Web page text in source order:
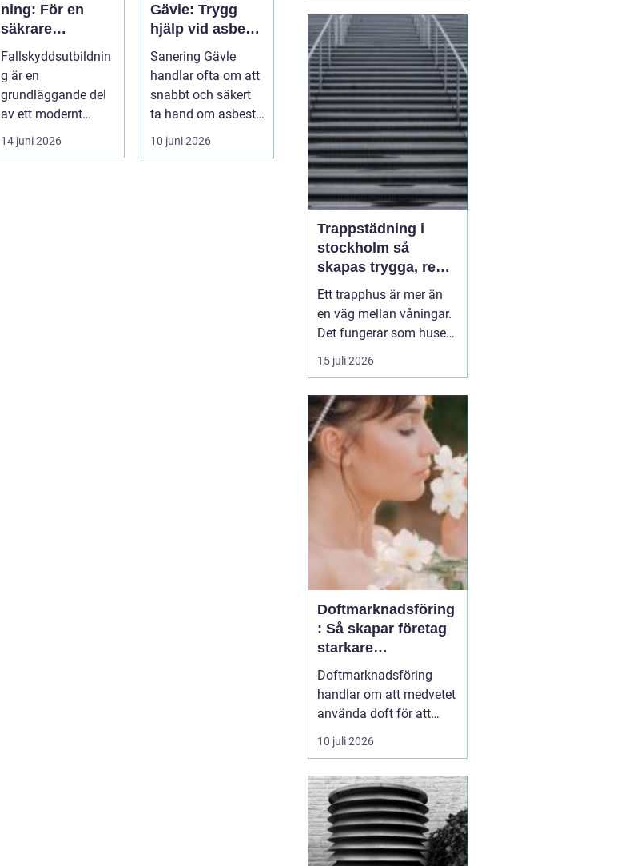
ning: För en
säkrare
arbetsdag på
höjd
Fallskyddsutbildnin
g är en
grundläggande del
av ett modernt
säkerhetsarbete på
14 juni 2026
Gävle: Trygg
hjälp vid asbest
och andra
skador
Sanering Gävle
handlar ofta om att
snabbt och säkert
ta hand om asbest,
mögel, brand-...
10 juni 2026
räcker det inte med en
bra konstruktion på
pappersnivå. Ställen
måste kontrolleras
regelbundet och skador
tas på allvar...
Trappstädning i
stockholm så
skapas trygga, rena
och hållbara
trapphus
Ett trapphus är mer än
en väg mellan våningar.
Det fungerar som husets
första intryck,
mötesplats och ibland
golv, räcken och entréer
är rena känner sig både
boende och besökare
mer välkomna och
fastigheten behåller sin
stand...
15 juli 2026
Doftmarknadsföring
: Så skapar företag
starkare
kundupplevelser
Doftmarknadsföring
handlar om att medvetet
använda doft för att
påverka känslor,
beteenden och
miljö. Företag inom
handel, hotell, kontor och
offentlig service
använder i dag doft som
10 juli 2026